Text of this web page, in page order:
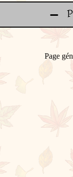
Page